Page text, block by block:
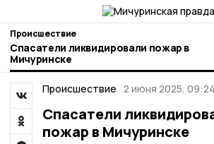
Происшествие
Спасатели ликвидировали пожар в
Мичуринске
Происшествие 2 июня 2025, 09:24
Спасатели
пожар в Мичуринске